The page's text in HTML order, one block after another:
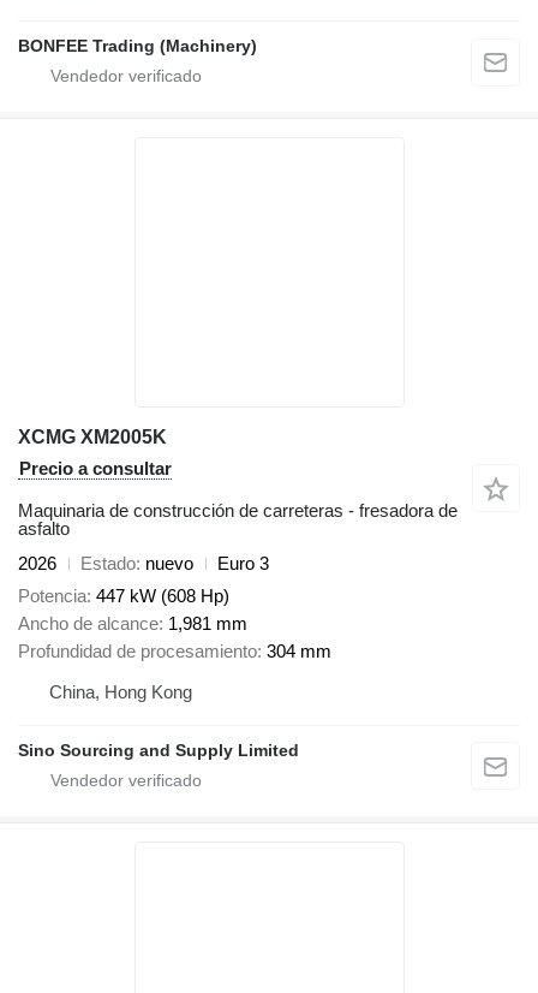
BONFEE Trading (Machinery)
XCMG XM2005K
Precio a consultar
Maquinaria de construcción de carreteras - fresadora de
asfalto
2026
Estado nuevo
Euro 3
Potencia 447 kW (608 Hp)
Ancho de alcance 1,981 mm
Profundidad de procesamiento 304 mm
China, Hong Kong
Sino Sourcing and Supply Limited